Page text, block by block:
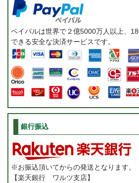
ペイパルは世界で２億5000万人以上、
できる安全な決済サービスです。
銀行振込
※お振込頂いてからの発送となります。
【楽天銀行 ワルツ支店】